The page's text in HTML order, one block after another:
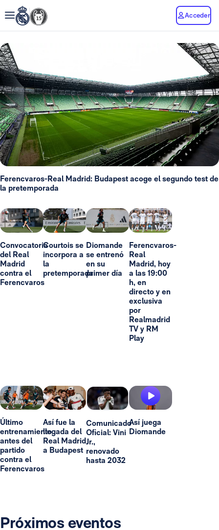
Acceder
Ferencvaros-Real Madrid: Budapest acoge el segundo test de
la pretemporada
Convocatoria
del Real
Madrid
contra el
Ferencvaros
Courtois se
incorpora a
la
pretemporada
Diomande
se entrenó
en su
primer día
Ferencvaros-
Real
Madrid, hoy
a las 19:00
h, en
directo y en
exclusiva
por
Realmadrid
TV y RM
Play
Último
entrenamiento
antes del
partido
contra el
Ferencvaros
Así fue la
llegada del
Real Madrid
a Budapest
Comunicado
Oficial: Vini
Jr.,
renovado
hasta 2032
Así juega
Diomande
Próximos eventos